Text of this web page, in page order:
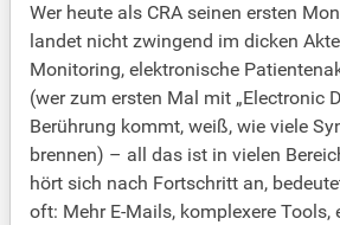
Wer heute als CRA seinen ersten
landet nicht zwingend im dicken
Monitoring, elektronische
(wer zum ersten Mal mit „Electronic
Berührung kommt, weiß, wie viele
brennen) – all das ist in vielen
hört sich nach Fortschritt an,
oft: Mehr E-Mails, komplexere Tools,